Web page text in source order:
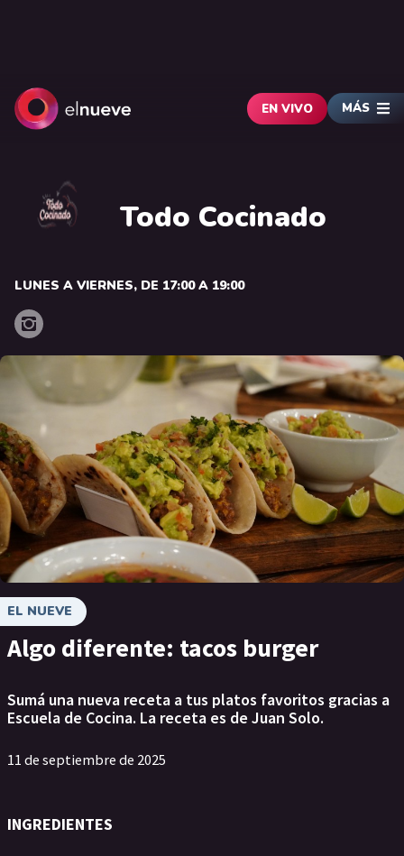
EN VIVO MÁS
Todo Cocinado
LUNES A VIERNES, DE 17:00 A 19:00
EL NUEVE
Algo diferente: tacos burger
Sumá una nueva receta a tus platos favoritos gracias a
Escuela de Cocina. La receta es de Juan Solo.
11 de septiembre de 2025
INGREDIENTES